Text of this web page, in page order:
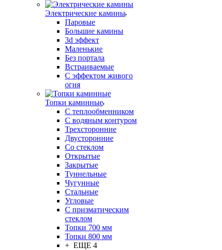
Электрические камины
Паровые
Большие камины
3d эффект
Маленькие
Без портала
Встраиваемые
С эффектом живого
огня
Топки каминные
С теплообменником
С водяным контуром
Трехсторонние
Двусторонние
Со стеклом
Открытые
Закрытые
Туннельные
Чугунные
Стальные
Угловые
С призматическим
стеклом
Топки 700 мм
Топки 800 мм
+ ЕЩЕ 4